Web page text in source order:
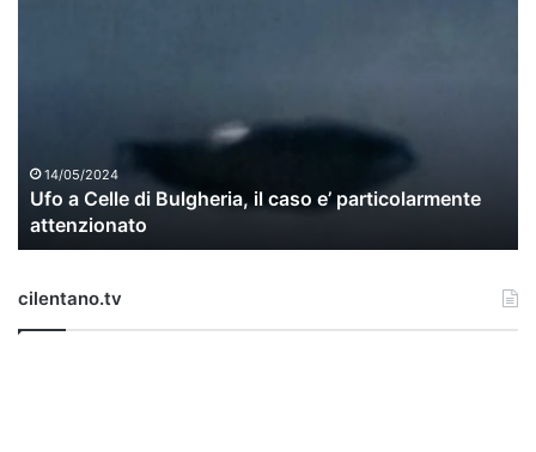
i
u
l
14/05/2024
Ufo a Celle di Bulgheria, il caso e’ particolarmente
attenzionato
cilentano.tv